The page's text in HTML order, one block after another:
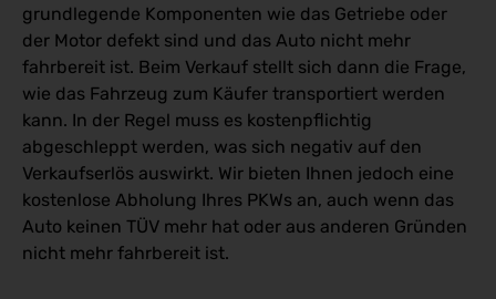
grundlegende Komponenten wie das Getriebe oder
der Motor defekt sind und das Auto nicht mehr
fahrbereit ist. Beim Verkauf stellt sich dann die Frage,
wie das Fahrzeug zum Käufer transportiert werden
kann. In der Regel muss es kostenpflichtig
abgeschleppt werden, was sich negativ auf den
Verkaufserlös auswirkt. Wir bieten Ihnen jedoch eine
kostenlose Abholung Ihres PKWs an, auch wenn das
Auto keinen TÜV mehr hat oder aus anderen Gründen
nicht mehr fahrbereit ist.